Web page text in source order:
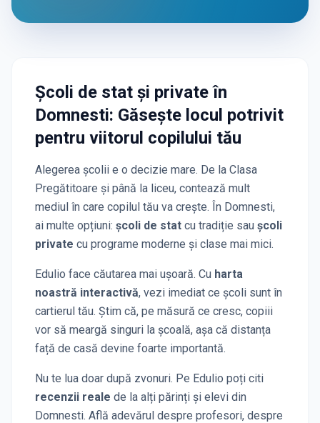
Școli de stat și privateîn
Domnesti: Găsește locul potrivit
pentru viitorul copilului tău
Alegerea școlii e o decizie mare. De la Clasa
Pregătitoare și până la liceu, contează mult
mediul în care copilul tău va crește. În Domnesti,
ai multe opțiuni: școli de stat cu tradiție sau școli
private cu programe moderne și clase mai mici.
Edulio face căutarea mai ușoară. Cu harta
noastră interactivă, vezi imediat ce școli sunt în
cartierul tău. Știm că, pe măsură ce cresc, copiii
vor să meargă singuri la școală, așa că distanța
față de casă devine foarte importantă.
Nu te lua doar după zvonuri. Pe Edulio poți citi
recenzii reale de la alți părinți și elevi din
Domnesti. Află adevărul despre profesori, despre